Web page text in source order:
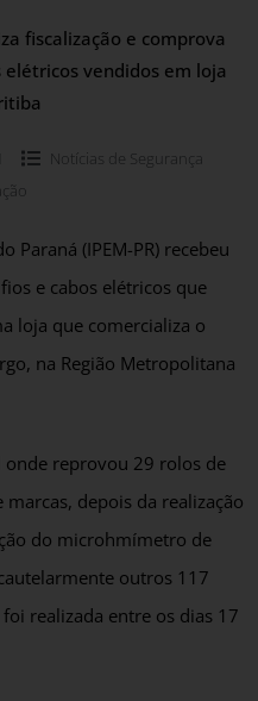
fiscalização e comprova
vendidos em loja
Notícias de
Segurança
Paraná (IPEM-PR) recebeu
e cabos elétricos que
loja que comercializa o
na Região Metropolitana
onde reprovou 29 rolos de
depois da realização
do microhmímetro de
outros 117
realizada entre os dias 17